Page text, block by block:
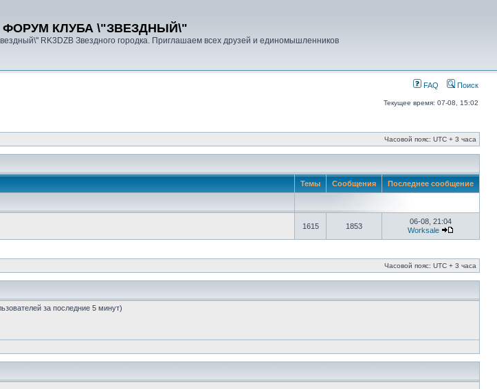
ФОРУМ КЛУБА \"ЗВЕЗДНЫЙ\"
RK3DZB Звездного городка. Приглашаем всех друзей и единомышленников
FAQ Поиск
Текущее время: 07-08, 15:02
Часовой пояс: UTC + 3 часа
Темы Сообщения Последнее сообщение
1615 1853
06-08, 21:04
Worksale
Часовой пояс: UTC + 3 часа
за последние 5 минут)